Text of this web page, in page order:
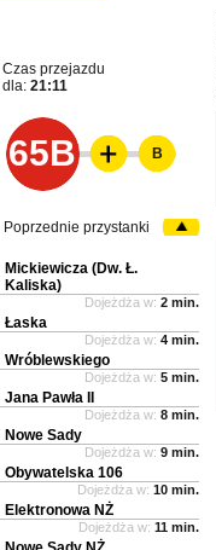
Czas przejazdu
dla: 21:11
65B B
Poprzednie przystanki
Mickiewicza (Dw. Ł.
Kaliska)
Dojeżdża w: 2 min.
Łaska
Dojeżdża w: 4 min.
Wróblewskiego
Dojeżdża w: 5 min.
Jana Pawła II
Dojeżdża w: 8 min.
Nowe Sady
Dojeżdża w: 9 min.
Obywatelska 106
Dojeżdża w: 10 min.
Elektronowa NŻ
Dojeżdża w: 11 min.